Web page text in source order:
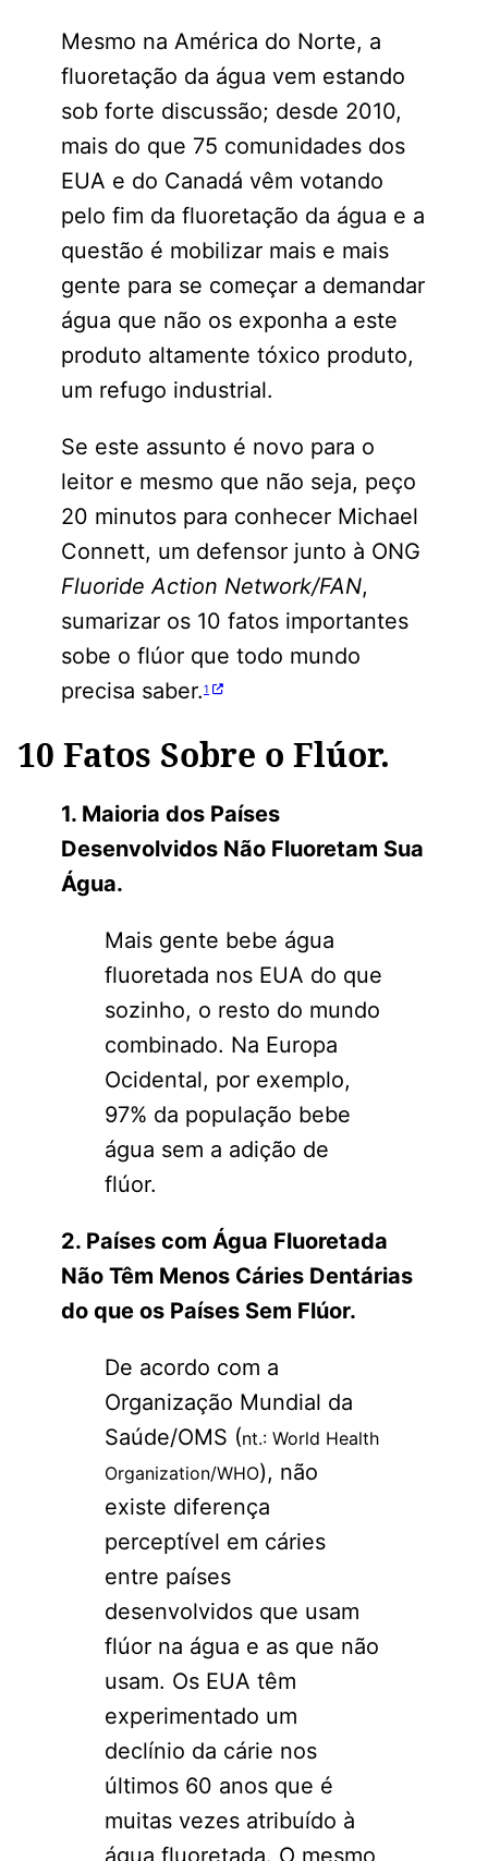
Mesmo na América do Norte, a
fluoretação da água vem estando
sob forte discussão; desde 2010,
mais do que 75 comunidades dos
EUA e do Canadá vêm votando
pelo fim da fluoretação da água e a
questão é mobilizar mais e mais
gente para se começar a demandar
água que não os exponha a este
produto altamente tóxico produto,
um refugo industrial.
Se este assunto é novo para o
leitor e mesmo que não seja, peço
20 minutos para conhecer Michael
Connett, um defensor junto à ONG
Fluoride Action Network/FAN,
sumarizar os 10 fatos importantes
sobe o flúor que todo mundo
precisa saber.1
10 Fatos Sobre o Flúor.
1. Maioria dos Países
Desenvolvidos Não Fluoretam Sua
Água.
Mais gente bebe água
fluoretada nos EUA do que
sozinho, o resto do mundo
combinado. Na Europa
Ocidental, por exemplo,
97% da população bebe
água sem a adição de
flúor.
2. Países com Água Fluoretada
Não Têm Menos Cáries Dentárias
do que os Países Sem Flúor.
De acordo com a
Organização Mundial da
Saúde/OMS (nt.: World Health
Organization/WHO), não
existe diferença
perceptível em cáries
entre países
desenvolvidos que usam
flúor na água e as que não
usam. Os EUA têm
experimentado um
declínio da cárie nos
últimos 60 anos que é
muitas vezes atribuído à
água fluoretada. O mesmo